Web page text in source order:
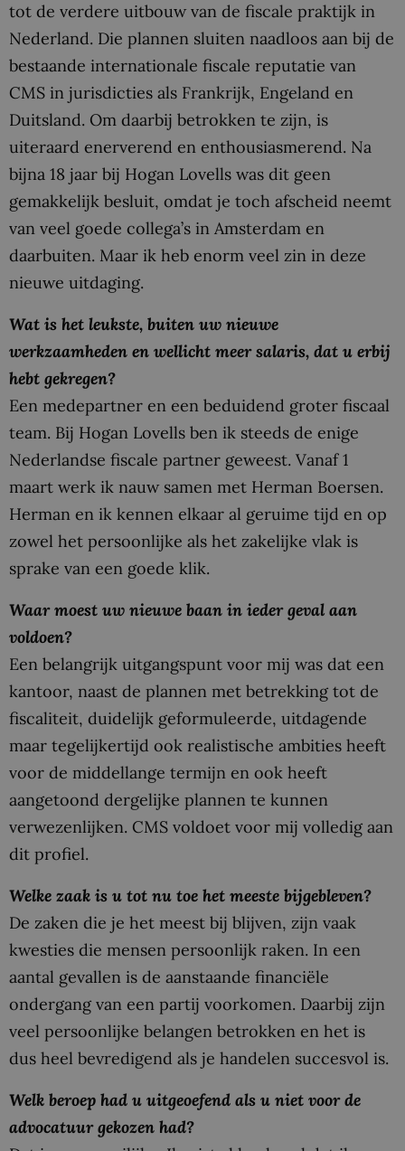
tot de verdere uitbouw van de fiscale praktijk in
Nederland. Die plannen sluiten naadloos aan bij de
bestaande internationale fiscale reputatie van
CMS in jurisdicties als Frankrijk, Engeland en
Duitsland. Om daarbij betrokken te zijn, is
uiteraard enerverend en enthousiasmerend. Na
bijna 18 jaar bij Hogan Lovells was dit geen
gemakkelijk besluit, omdat je toch afscheid neemt
van veel goede collega’s in Amsterdam en
daarbuiten. Maar ik heb enorm veel zin in deze
nieuwe uitdaging.
Wat is het leukste, buiten uw nieuwe
werkzaamheden en wellicht meer salaris, dat u erbij
hebt gekregen?
Een medepartner en een beduidend groter fiscaal
team. Bij Hogan Lovells ben ik steeds de enige
Nederlandse fiscale partner geweest. Vanaf 1
maart werk ik nauw samen met Herman Boersen.
Herman en ik kennen elkaar al geruime tijd en op
zowel het persoonlijke als het zakelijke vlak is
sprake van een goede klik.
Waar moest uw nieuwe baan in ieder geval aan
voldoen?
Een belangrijk uitgangspunt voor mij was dat een
kantoor, naast de plannen met betrekking tot de
fiscaliteit, duidelijk geformuleerde, uitdagende
maar tegelijkertijd ook realistische ambities heeft
voor de middellange termijn en ook heeft
aangetoond dergelijke plannen te kunnen
verwezenlijken. CMS voldoet voor mij volledig aan
dit profiel.
Welke zaak is u tot nu toe het meeste bijgebleven?
De zaken die je het meest bij blijven, zijn vaak
kwesties die mensen persoonlijk raken. In een
aantal gevallen is de aanstaande financiële
ondergang van een partij voorkomen. Daarbij zijn
veel persoonlijke belangen betrokken en het is
dus heel bevredigend als je handelen succesvol is.
Welk beroep had u uitgeoefend als u niet voor de
advocatuur gekozen had?